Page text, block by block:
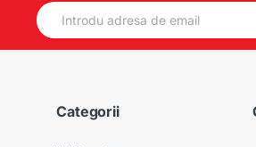
E
m
Categorii